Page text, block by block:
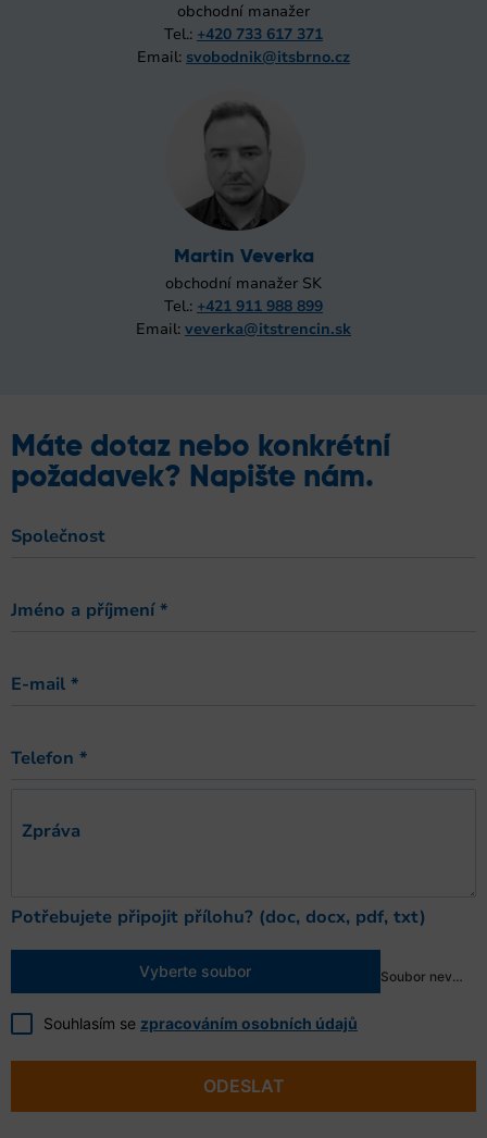
obchodní manažer
Tel.: +420 733 617 371
Email: svobodnik@itsbrno.cz
Martin Veverka
obchodní manažer SK
Tel.: +421 911 988 899
Email: veverka@itstrencin.sk
Máte dotaz nebo konkrétní
požadavek? Napište nám.
Společnost
Jméno a příjmení*
E-mail *
Telefon *
Zpráva
Potřebujete připojit přílohu? (doc, docx, pdf, txt)
Vyberte soubor Soubor nevybrán
Souhlasím se zpracováním osobních údajů
ODESLAT